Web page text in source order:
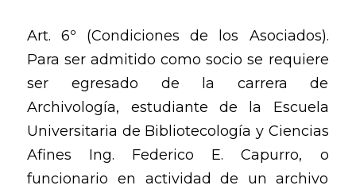
Art. 6º (Condiciones de los Asociados).
Para ser admitido como socio se requiere
ser egresado de la carrera de
Archivología, estudiante de la Escuela
Universitaria de Bibliotecología y Ciencias
Afines Ing. Federico E. Capurro, o
funcionario en actividad de un archivo